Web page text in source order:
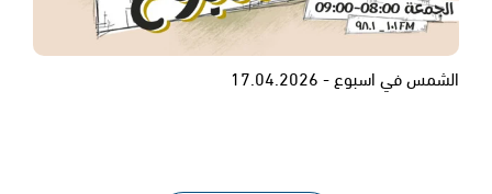
الشمس في اسبوع - 17.04.2026